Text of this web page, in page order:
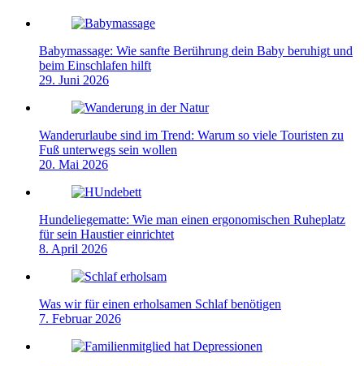
Babymassage: Wie sanfte Berührung dein Baby beruhigt und
beim Einschlafen hilft
29. Juni 2026
Wanderurlaube sind im Trend: Warum so viele Touristen zu
Fuß unterwegs sein wollen
20. Mai 2026
Hundeliegematte: Wie man einen ergonomischen Ruheplatz
für sein Haustier einrichtet
8. April 2026
Was wir für einen erholsamen Schlaf benötigen
7. Februar 2026